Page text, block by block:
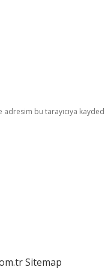
bu tarayıcıya
Sitemap